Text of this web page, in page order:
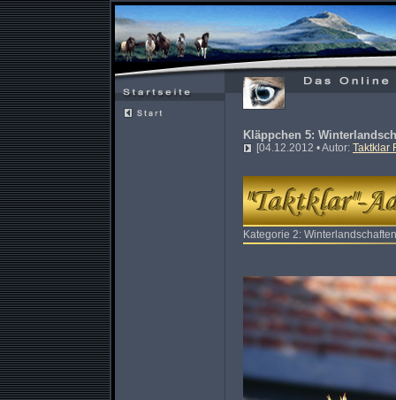
Kläppchen 5:
[04.12.2012 • Autor: Taktklar
Kategorie 2: